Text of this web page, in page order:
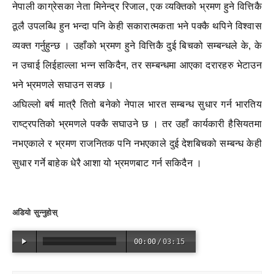
नेपाली काग्रेसका नेता मिनेन्द्र रिजाल, एक व्यक्तिको भ्रमण हुने वित्तिकै
ठूलै उपलब्धि हुन भन्दा पनि केही सकारात्मकता भने पक्कै थपिने विश्वास
व्यक्त गर्नुहुन्छ । उहाँको भ्रमण हुने वित्तिकै दुई बिचको सम्बन्धले के, के
न उचाई लिईहाल्ला भन्न सकिदैन, तर सम्बन्धमा आएका दरारहरु भेटाउन
भने भ्रमणले सघाउन सक्छ ।
अघिल्लो बर्ष मात्रै तितो बनेको नेपाल भारत सम्बन्ध सुधार गर्न भारतिय
राष्ट्रपतिको भ्रमणले पक्कै सघाउने छ । तर उहाँ कार्यकारी हैसियतमा
नभएकाले र भ्रमण राजनितक पनि नभएकाले दुई देशबिचको सम्बन्ध केही
सुधार गर्ने बाहेक धेरै आशा यो भ्रमणबाट गर्न सकिदैन ।
अडियो सुन्नुहोस्
00:00 /03:15